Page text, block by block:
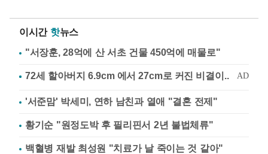
이시간 핫뉴스
"서장훈, 28억에 산 서초 건물 450억에 매물로"
'서준맘' 박세미, 연하 남친과 열애 "결혼 전제"
황기순 "원정도박 후 필리핀서 2년 불법체류"
백혈병 재발 최성원 "치료가 날 죽이는 것 같아"